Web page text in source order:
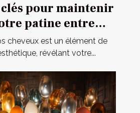
clés pour maintenir
patine entre
chez le coiffeur
cheveux est un élément de
révélant votre...